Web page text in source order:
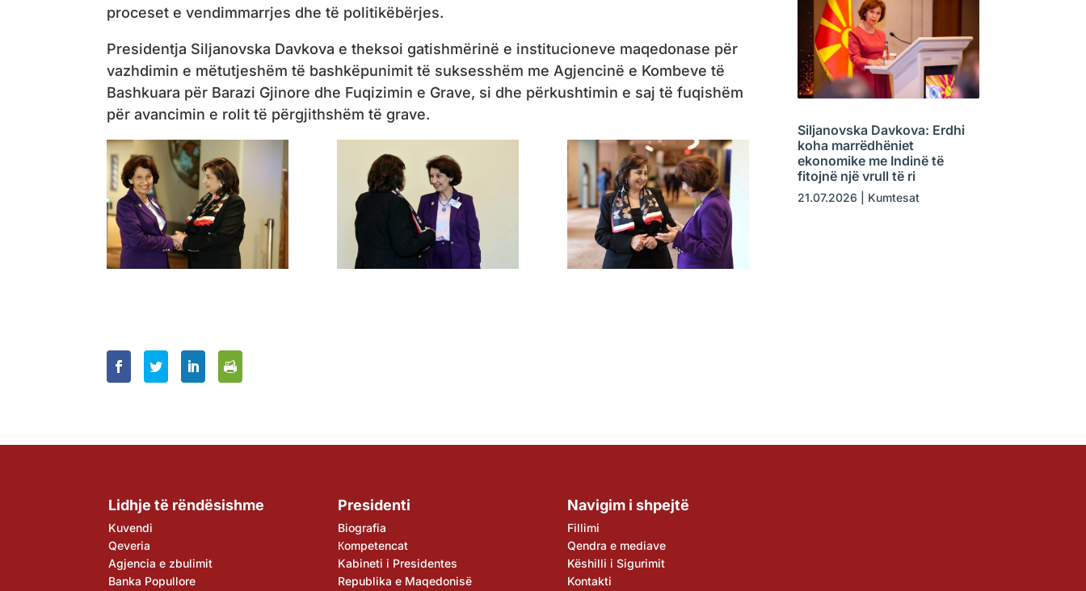
proceset e vendimmarrjes dhe të politikëbërjes.
Presidentja Siljanovska Davkova e theksoi gatishmërinë e institucioneve maqedonase për
vazhdimin e mëtutjeshëm të bashkëpunimit të suksesshëm me Agjencinë e Kombeve të
Bashkuara për Barazi Gjinore dhe Fuqizimin e Grave, si dhe përkushtimin e saj të fuqishëm
për avancimin e rolit të përgjithshëm të grave.
Siljanovska Davkova: Erdhi
koha marrëdhëniet
ekonomike me Indinë të
fitojnë një vrull të ri
21.07.2026 Kumtesat
Lidhje të rëndësishme
Kuvendi
Qeveria
Agjencia e zbulimit
Banka Popullore
Presidenti
Biografia
Кompetencat
Kabineti i Presidentes
Republika e Maqedonisë
Navigim i shpejtë
Fillimi
Qendra e mediave
Këshilli i Sigurimit
Kontakti